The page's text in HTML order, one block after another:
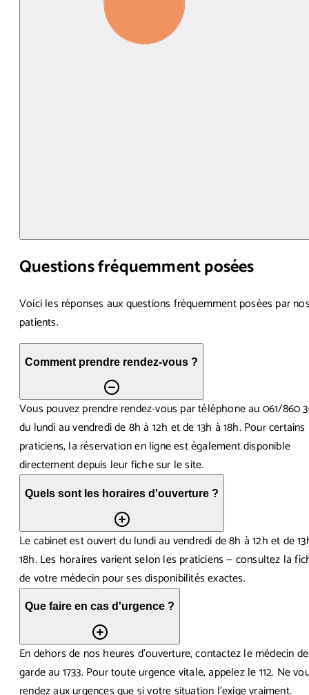
Questions fréquemment posées
Voici les réponses aux questions fréquemment posées par
patients.
Comment prendre rendez-vous ?
Vous pouvez prendre rendez-vous par téléphone au 061/860
du lundi au vendredi de 8h à 12h et de 13h à 18h. Pour certains
praticiens, la réservation en ligne est également disponible
directement depuis leur fiche sur le site.
Quels sont les horaires d'ouverture ?
Le cabinet est ouvert du lundi au vendredi de 8h à 12h et de
18h. Les horaires varient selon les praticiens — consultez la
de votre médecin pour ses disponibilités exactes.
Que faire en cas d'urgence ?
En dehors de nos heures d'ouverture, contactez le médecin de
garde au 1733. Pour toute urgence vitale, appelez le 112. Ne
rendez aux urgences que si votre situation l'exige vraiment.